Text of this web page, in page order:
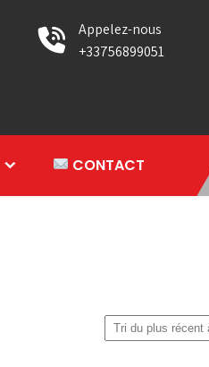
Appelez-nous
+33756899051
CONTACT